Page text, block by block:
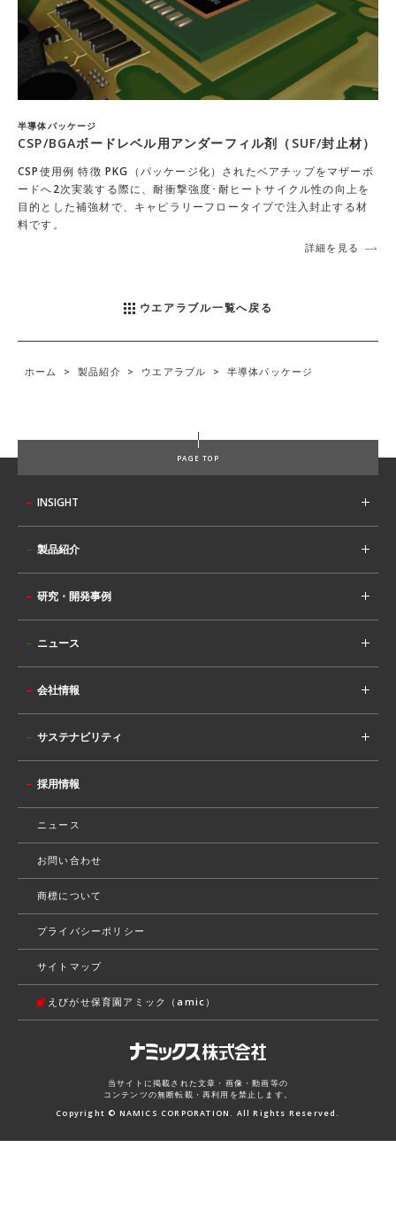
半導体パッケージ
CSP/BGAボードレベル用アンダーフィル剤（SUF/封止材）
CSP使用例 特徴 PKG（パッケージ化）されたベアチップをマザーボ
ードへ2次実装する際に、耐衝撃強度･耐ヒートサイクル性の向上を
目的とした補強材で、キャピラリーフロータイプで注入封止する材
料です。
詳細を見る
ウエアラブル一覧へ戻る
ホーム > 製品紹介 > ウエアラブル > 半導体パッケージ
PAGE TOP
INSIGHT
製品紹介
研究・開発事例
ニュース
会社情報
サステナビリティ
採用情報
ニュース
お問い合わせ
商標について
プライバシーポリシー
サイトマップ
えびがせ保育園アミック（amic）
当サイトに掲載された文章・画像・動画等の
コンテンツの無断転載・再利用を禁止します。
Copyright © NAMICS CORPORATION. All Rights Reserved.